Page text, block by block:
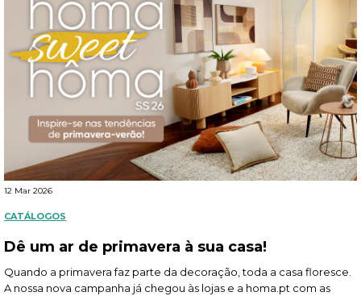
12 Mar 2026
CATÁLOGOS
Dê um ar de primavera à sua casa!
Quando a primavera faz parte da decoração, toda a casa floresce.
A nossa nova campanha já chegou às lojas e a homa.pt com as